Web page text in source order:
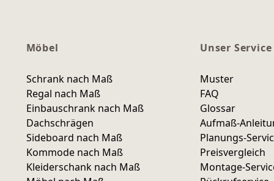
Möbel
Schrank nach Maß
Regal nach Maß
Einbauschrank nach Maß
Dachschrägen
Sideboard nach Maß
Kommode nach Maß
Kleiderschank nach Maß
Unser Service
Muster
FAQ
Glossar
Aufmaß-
Planungs-
Preisvergleich
Montage-